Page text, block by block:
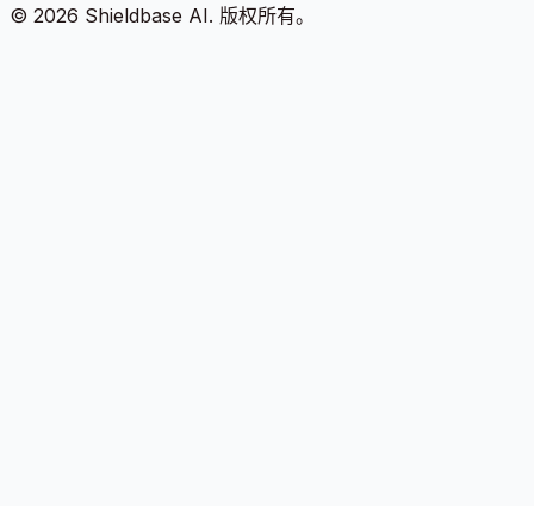
© 2026 Shieldbase AI. 版权所有。